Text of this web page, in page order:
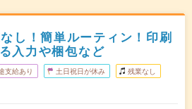
し！簡単ルーティン！印刷
入力や梱包など
支給あり 土日祝日が休み 残業なし